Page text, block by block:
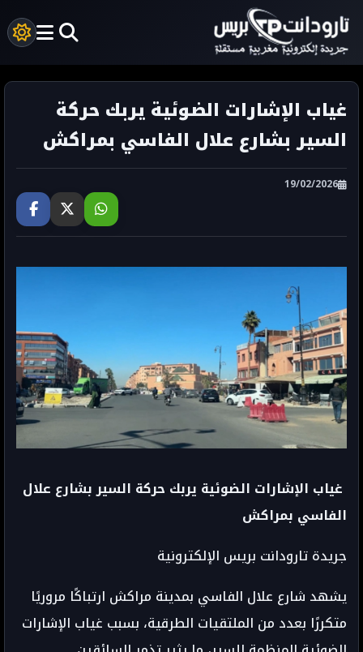
غياب الإشارات الضوئية يربك حركة
السير بشارع علال الفاسي بمراكش
19/02/2026
غياب الإشارات الضوئية يربك حركة السير بشارع علال
الفاسي بمراكش
جريدة تارودانت بريس الإلكترونية
يشهد شارع علال الفاسي بمدينة مراكش ارتباكًا مروريًا
متكررًا بعدد من الملتقيات الطرقية، بسبب غياب الإشارات